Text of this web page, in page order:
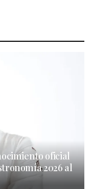
oficial
2026 al